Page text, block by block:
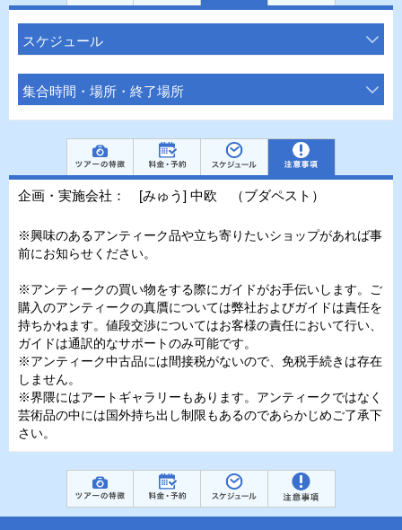
スケジュール
集合時間・場所・終了場所
企画・実施会社： [みゅう] 中欧 （ブダペスト）
※興味のあるアンティーク品や立ち寄りたいショップがあれば事
前にお知らせください。
※アンティークの買い物をする際にガイドがお手伝いします。ご
購入のアンティークの真贋については弊社およびガイドは責任を
持ちかねます。値段交渉についてはお客様の責任において行い、
ガイドは通訳的なサポートのみ可能です。
※アンティーク中古品には間接税がないので、免税手続きは存在
しません。
※界隈にはアートギャラリーもあります。アンティークではなく
芸術品の中には国外持ち出し制限もあるのであらかじめご了承下
さい。